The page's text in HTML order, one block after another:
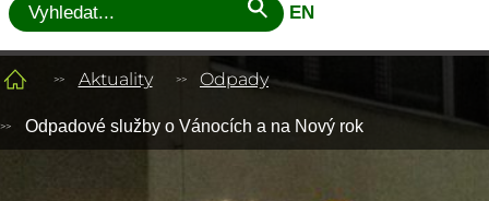
EN
Aktuality Odpady
Odpadové služby o Vánocích a na Nový rok